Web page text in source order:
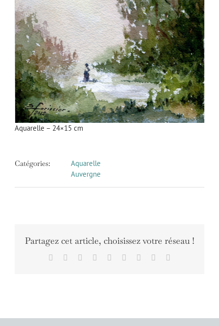
Aquarelle – 24×15 cm
Catégories:
Aquarelle
Auvergne
Partagez cet article, choisissez votre réseau !
Facebook Reddit LinkedInWhatsApp
TumblrPinterest